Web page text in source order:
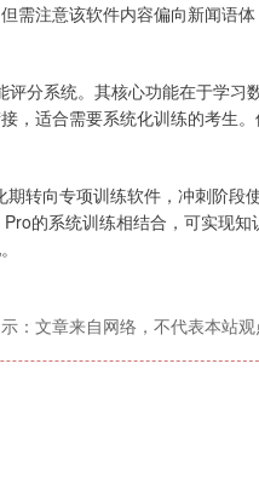
需注意该软件内容偏向新闻语
分系统。其核心功能在于学习
，适合需要系统化训练的考生。
转向专项训练软件，冲刺阶段
的系统训练相结合，可实现知
：文章来自网络，不代表本站观